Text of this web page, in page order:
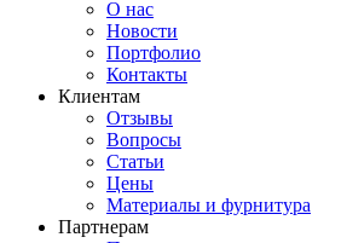
О нас
Новости
Портфолио
Контакты
Клиентам
Отзывы
Вопросы
Статьи
Цены
Материалы и фурнитура
Партнерам